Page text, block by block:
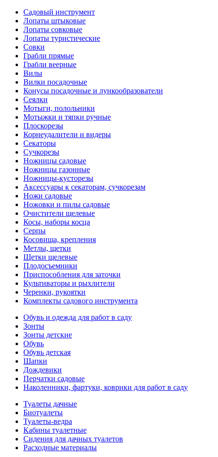
Садовый инструмент
Лопаты штыковые
Лопаты совковые
Лопаты туристические
Совки
Грабли прямые
Грабли веерные
Вилы
Вилки посадочные
Конусы посадочные и лункообразователи
Сеялки
Мотыги, полольники
Мотыжки и тяпки ручные
Плоскорезы
Корнеудалители и видеры
Секаторы
Сучкорезы
Ножницы садовые
Ножницы газонные
Ножницы-кусторезы
Аксессуары к секаторам, сучкорезам
Ножи садовые
Ножовки и пилы садовые
Очистители щелевые
Косы, наборы косца
Серпы
Косовища, крепления
Метлы, щетки
Щетки щелевые
Плодосъемники
Приспособления для заточки
Культиваторы и рыхлители
Черенки, рукоятки
Комплекты садового инструмента
Обувь и одежда для работ в саду
Зонты
Зонты детские
Обувь
Обувь детская
Шапки
Дождевики
Перчатки садовые
Наколенники, фартуки, коврики для работ в саду
Туалеты дачные
Биотуалеты
Туалеты-ведра
Кабины туалетные
Сидения для дачных туалетов
Расходные материалы